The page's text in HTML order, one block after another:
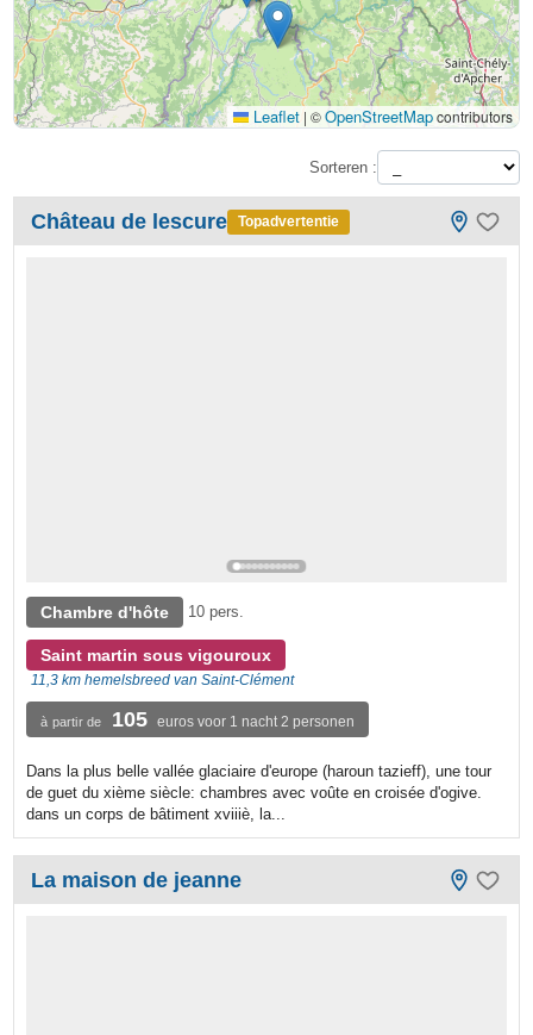
Leaflet | ©OpenStreetMapcontributors
Sorteren :
Château de lescure Topadvertentie
Chambre d'hôte 10 pers.
Saint martin sous vigouroux
11,3 km hemelsbreed van Saint-Clément
à partir de 105 euros voor 1 nacht 2 personen
Dans la plus belle vallée glaciaire d'europe (haroun tazieff), une tour
de guet du xième siècle: chambres avec voûte en croisée d'ogive.
dans un corps de bâtiment xviiiè, la...
La maison de jeanne